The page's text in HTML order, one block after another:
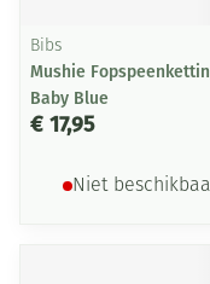
Bibs
Mushie
Baby Blue
€ 17,95
Niet